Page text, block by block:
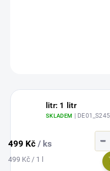
litr: 1 litr
SKLADEM |
499 Kč / ks
Měrná
499 Kč / 1 l
−